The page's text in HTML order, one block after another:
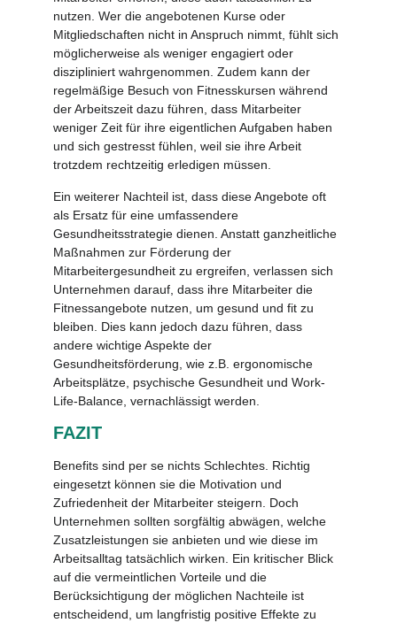
nutzen. Wer die angebotenen Kurse oder
Mitgliedschaften nicht in Anspruch nimmt, fühlt sich
möglicherweise als weniger engagiert oder
diszipliniert wahrgenommen. Zudem kann der
regelmäßige Besuch von Fitnesskursen während
der Arbeitszeit dazu führen, dass Mitarbeiter
weniger Zeit für ihre eigentlichen Aufgaben haben
und sich gestresst fühlen, weil sie ihre Arbeit
trotzdem rechtzeitig erledigen müssen.
Ein weiterer Nachteil ist, dass diese Angebote oft
als Ersatz für eine umfassendere
Gesundheitsstrategie dienen. Anstatt ganzheitliche
Maßnahmen zur Förderung der
Mitarbeitergesundheit zu ergreifen, verlassen sich
Unternehmen darauf, dass ihre Mitarbeiter die
Fitnessangebote nutzen, um gesund und fit zu
bleiben. Dies kann jedoch dazu führen, dass
andere wichtige Aspekte der
Gesundheitsförderung, wie z.B. ergonomische
Arbeitsplätze, psychische Gesundheit und Work-
Life-Balance, vernachlässigt werden.
FAZIT
Benefits sind per se nichts Schlechtes. Richtig
eingesetzt können sie die Motivation und
Zufriedenheit der Mitarbeiter steigern. Doch
Unternehmen sollten sorgfältig abwägen, welche
Zusatzleistungen sie anbieten und wie diese im
Arbeitsalltag tatsächlich wirken. Ein kritischer Blick
auf die vermeintlichen Vorteile und die
Berücksichtigung der möglichen Nachteile ist
entscheidend, um langfristig positive Effekte zu